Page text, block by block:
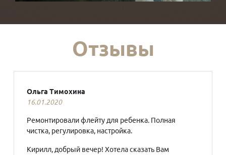
Отзывы
Ольга Тимохина
16.01.2020
Ремонтировали флейту для ребенка. Полная
чистка, регулировка, настройка.
Кирилл, добрый вечер! Хотела сказать Вам